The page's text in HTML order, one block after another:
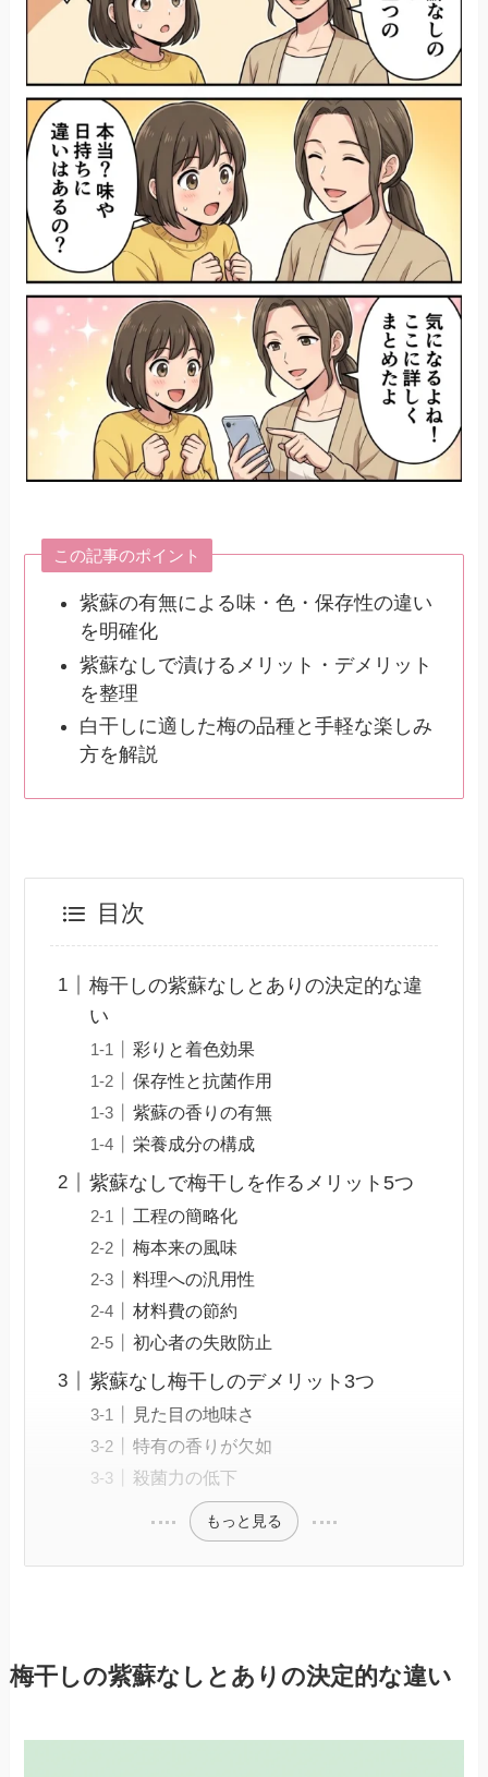
この記事のポイント
紫蘇の有無による味・色・保存性の違い
を明確化
紫蘇なしで漬けるメリット・デメリット
を整理
白干しに適した梅の品種と手軽な楽しみ
方を解説
目次
梅干しの紫蘇なしとありの決定的な違
い
彩りと着色効果
保存性と抗菌作用
紫蘇の香りの有無
栄養成分の構成
紫蘇なしで梅干しを作るメリット5つ
工程の簡略化
梅本来の風味
料理への汎用性
材料費の節約
初心者の失敗防止
紫蘇なし梅干しのデメリット3つ
見た目の地味さ
特有の香りが欠如
殺菌力の低下
もっと見る
梅干しの紫蘇なしとありの決定的な違い